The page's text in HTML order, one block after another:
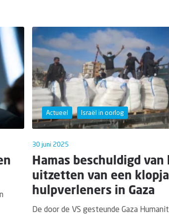
Actueel Israël in oorlog
30 juni 2025
Hamas beschuldigd van
uitzetten van een
hulpverleners in Gaza
De door de VS gesteunde Gaza